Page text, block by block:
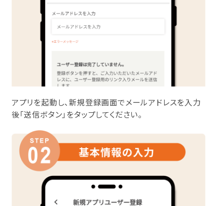
アプリを起動し、新規登録画面でメールアドレスを入力
後「送信ボタン」をタップしてください。